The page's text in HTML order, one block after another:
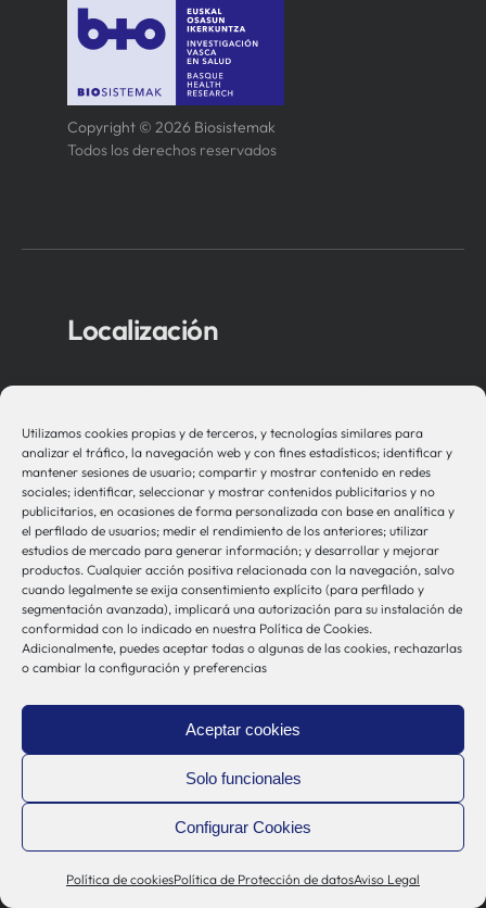
Utilizamos cookies propias y de terceros, y tecnologías similares para
analizar el tráfico, la navegación web y con fines estadísticos; identificar y
mantener sesiones de usuario; compartir y mostrar contenido en redes
sociales; identificar, seleccionar y mostrar contenidos publicitarios y no
publicitarios, en ocasiones de forma personalizada con base en analítica y
el perfilado de usuarios; medir el rendimiento de los anteriores; utilizar
estudios de mercado para generar información; y desarrollar y mejorar
productos. Cualquier acción positiva relacionada con la navegación, salvo
cuando legalmente se exija consentimiento explícito (para perfilado y
segmentación avanzada), implicará una autorización para su instalación de
conformidad con lo indicado en nuestra Política de Cookies.
Adicionalmente, puedes aceptar todas o algunas de las cookies, rechazarlas
o cambiar la configuración y preferencias
Aceptar cookies
Solo funcionales
Configurar Cookies
Política de cookiesPolítica de Protección de datosAviso Legal
Copyright © 2026 Biosistemak
Todos los derechos reservados
Localización
Asociación Instituto de Investigación
en Sistemas de Salud – Biosistemak
B Accelerator Tower (BAT) Gran Vía, 1
48001 Bilbao (Bizkaia)
Contacto
bio-sistemak@bio-sistemak.eus
944 00 77 90
Otros Enlaces
Bioef
Gobierno Vasco